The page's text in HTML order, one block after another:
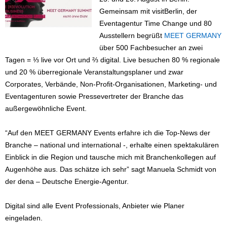
Gemeinsam mit visitBerlin, der
Eventagentur Time Change und 80
Ausstellern begrüßt MEET GERMANY
über 500 Fachbesucher an zwei
Tagen = ⅓ live vor Ort und ⅔ digital. Live besuchen 80 % regionale
und 20 % überregionale Veranstaltungsplaner und zwar
Corporates, Verbände, Non-Profit-Organisationen, Marketing- und
Eventagenturen sowie Pressevertreter der Branche das
außergewöhnliche Event.
“Auf den MEET GERMANY Events erfahre ich die Top-News der
Branche – national und international -, erhalte einen spektakulären
Einblick in die Region und tausche mich mit Branchenkollegen auf
Augenhöhe aus. Das schätze ich sehr” sagt Manuela Schmidt von
der dena – Deutsche Energie-Agentur.
Digital sind alle Event Professionals, Anbieter wie Planer
eingeladen.